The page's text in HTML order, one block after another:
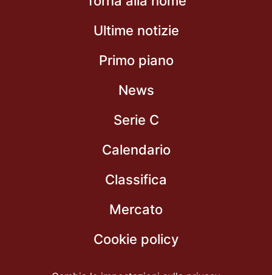
Ultime notizie
Primo piano
News
Serie C
Calendario
Classifica
Mercato
Cookie policy